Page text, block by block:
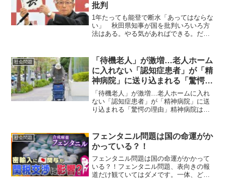
批判
1年たっても能登で断水「あってはならな
い」 秋田県知事が国を批判いろいろ方
法はある。やる気があればできる。だが
きだと苦言を呈した。 能登半島地震の
一部被災地で今も断水が...
社会問題
「待機老人」が激増…老人ホーム
に入れない「認知症患者」が「精
神病院」に送り込まれる「驚愕の
理由」
「待機老人」が激増…老人ホームに入れ
ない「認知症患者」が「精神病院」に送
り込まれる「驚愕の理由」精神病院は老
ーは、”老い”は必ずしも不幸ではなく、考
え方次第では人生の充...
社会問題
フェンタニル問題は国の命運がか
かっている？！
フェンタニル問題は国の命運がかかって
いる？！フェンタニル問題、表向きの報
道だけ観ていてはダメです。一体、どう